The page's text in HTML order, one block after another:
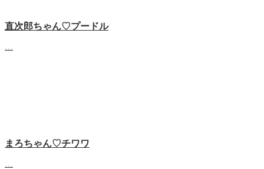
直次郎ちゃん♡プードル
まろちゃん♡チワワ